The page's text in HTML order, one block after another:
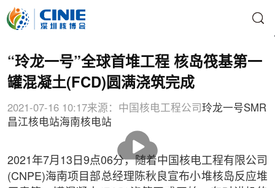
“玲龙一号”全球首堆工程 核岛筏基第一
罐混凝土(FCD)圆满浇筑完成
2021-07-16 10:17来源：中国核电工程公司 玲龙一号SMR
昌江核电站海南核电站
放
2021年7月13日9点06分，随着中国核电工程有限公司
(CNPE)海南项目部总经理陈秋良宣布小堆核岛反应堆